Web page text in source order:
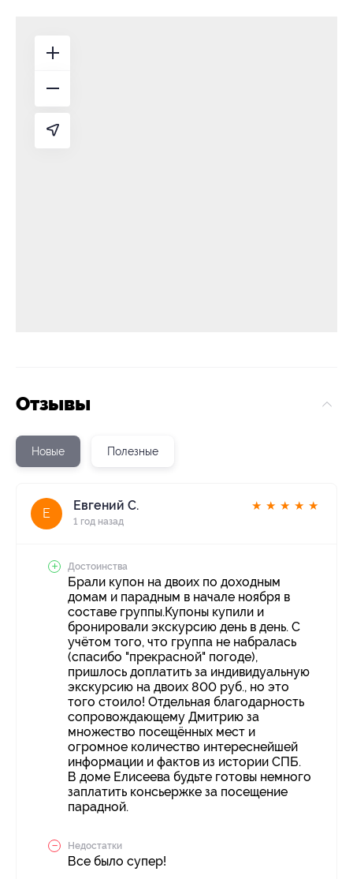
Отзывы
Новые Полезные
Е
Евгений С.
1 год назад
★ ★ ★ ★ ★
Достоинства
Брали купон на двоих по доходным
домам и парадным в начале ноября в
составе группы.Купоны купили и
бронировали экскурсию день в день. С
учётом того, что группа не набралась
(спасибо "прекрасной" погоде),
пришлось доплатить за индивидуальную
экскурсию на двоих 800 руб., но это
того стоило! Отдельная благодарность
сопровождающему Дмитрию за
множество посещённых мест и
огромное количество интереснейшей
информации и фактов из истории СПБ.
В доме Елисеева будьте готовы немного
заплатить консьержке за посещение
парадной.
Недостатки
Все было супер!